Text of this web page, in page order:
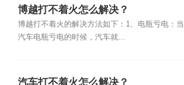
博越打不着火怎么解决？
博越打不着火的解决方法如下：1、电瓶亏电：当
汽车电瓶亏电的时候，汽车就...
汽车打不着火怎么解决？